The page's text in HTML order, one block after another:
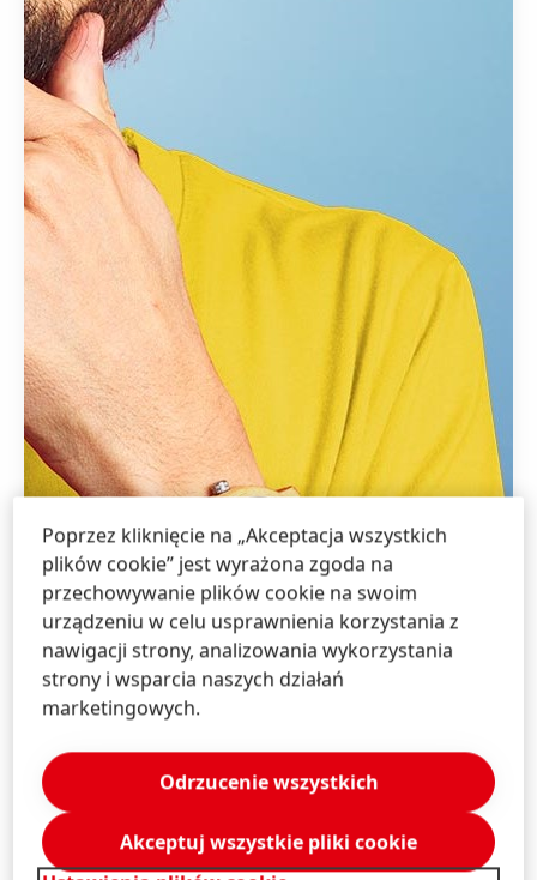
Poprzez kliknięcie na „Akceptacja wszystkich
plików cookie” jest wyrażona zgoda na
przechowywanie plików cookie na swoim
urządzeniu w celu usprawnienia korzystania z
nawigacji strony, analizowania wykorzystania
strony i wsparcia naszych działań
marketingowych.
Odrzucenie wszystkich
Akceptuj wszystkie pliki cookie